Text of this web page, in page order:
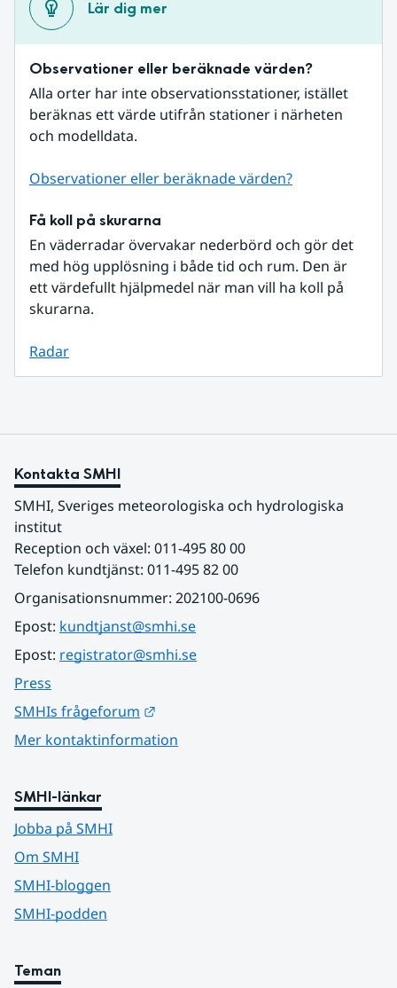
Lär dig mer
Observationer eller beräknade värden?
Alla orter har inte observationsstationer, istället
beräknas ett värde utifrån stationer i närheten
och modelldata.
Observationer eller beräknade värden?
Få koll på skurarna
En väderradar övervakar nederbörd och gör det
med hög upplösning i både tid och rum. Den är
ett värdefullt hjälpmedel när man vill ha koll på
skurarna.
Radar
Kontakta SMHI
SMHI, Sveriges meteorologiska och hydrologiska
institut
Reception och växel: 011-495 80 00
Telefon kundtjänst: 011-495 82 00
Organisationsnummer: 202100-0696
Epost: kundtjanst@smhi.se
Epost: registrator@smhi.se
Press
SMHIs frågeforum
Mer kontaktinformation
SMHI-länkar
Jobba på SMHI
Om SMHI
SMHI-bloggen
SMHI-podden
Teman